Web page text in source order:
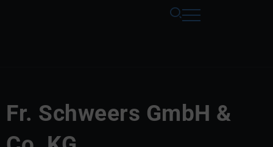
Fr. Schweers GmbH &